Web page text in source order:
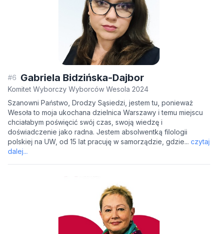
#6 Gabriela Bidzińska-Dajbor
Komitet Wyborczy Wyborców Wesola 2024
Szanowni Państwo, Drodzy Sąsiedzi, jestem tu, ponieważ
Wesoła to moja ukochana dzielnica Warszawy i temu miejscu
chciałabym poświęcić swój czas, swoją wiedzę i
doświadczenie jako radna. Jestem absolwentką filologii
polskiej na UW, od 15 lat pracuję w samorządzie, gdzie... czytaj
dalej...